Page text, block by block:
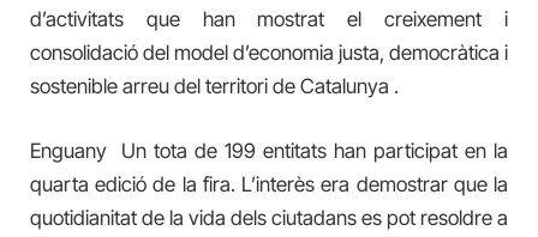
d’activitats que han mostrat el creixement i
consolidació del model d’economia justa, democràtica i
sostenible arreu del territori de Catalunya .
Enguany Un tota de 199 entitats han participat en la
quarta edició de la fira. L’interès era demostrar que la
quotidianitat de la vida dels ciutadans es pot resoldre a